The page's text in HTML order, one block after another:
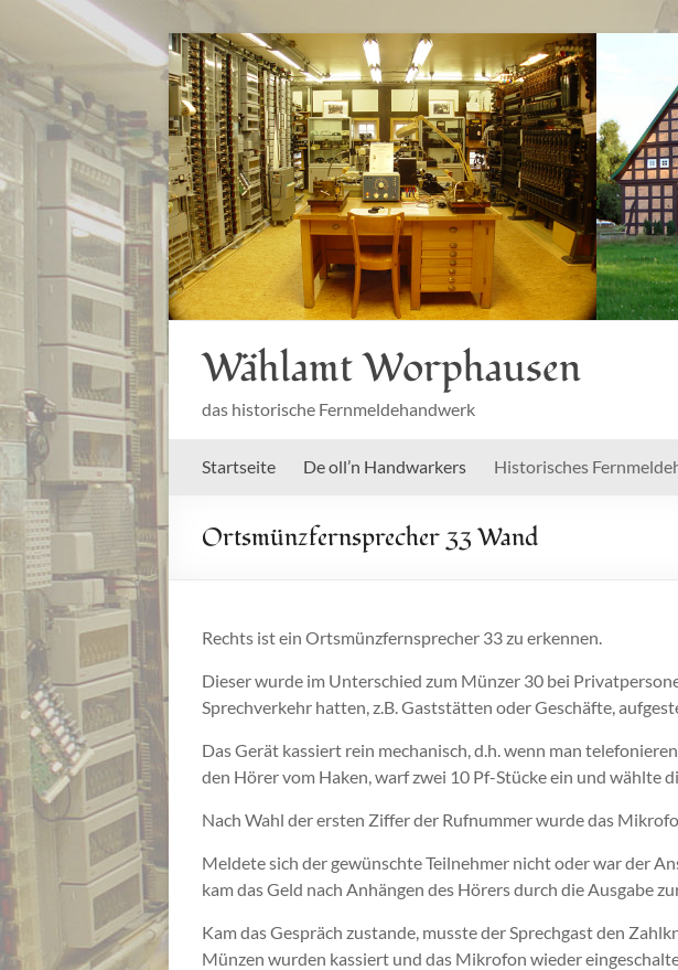
Zum
Inhalt
springen
Wählamt Worphausen
das historische Fernmeldehandwerk
Startseite De oll’n Handwarkers Historisches
Ortsmünzfernsprecher 33 Wand
Rechts ist ein Ortsmünzfernsprecher 33 zu erkennen.
Dieser wurde im Unterschied zum Münzer 30 bei
Sprechverkehr hatten, z.B. Gaststätten oder Geschäfte,
Das Gerät kassiert rein mechanisch, d.h. wenn man
den Hörer vom Haken, warf zwei 10 Pf-Stücke ein und wählte
Nach Wahl der ersten Ziffer der Rufnummer wurde das
Meldete sich der gewünschte Teilnehmer nicht oder war der
kam das Geld nach Anhängen des Hörers durch die Ausgabe
Kam das Gespräch zustande, musste der Sprechgast den
Münzen wurden kassiert und das Mikrofon wieder